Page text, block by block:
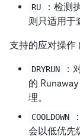
RU
：检测
则只适用于
支持的应对操作
DRYRUN
：
的
理。
COOLDOWN
会以低优先